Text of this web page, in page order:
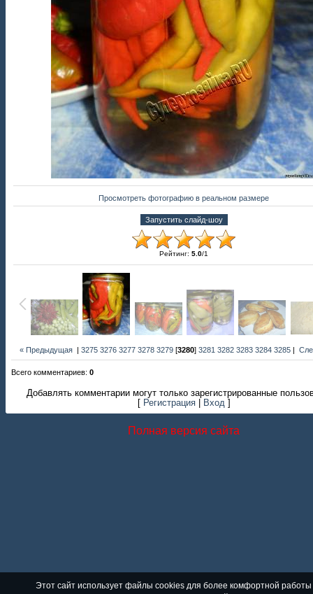
Просмотреть фотографию в реальном размере
Рейтинг: 5.0/1
« Предыдущая |3275 3276 3277 3278 3279 [3280]3281 3282 3283 3284 3285 |
Всего комментариев: 0
Добавлять комментарии могут только зарегистрированные
Регистрация Вход
Полная версия сайта
Этот сайт использует файлы cookies для более комфортной работы